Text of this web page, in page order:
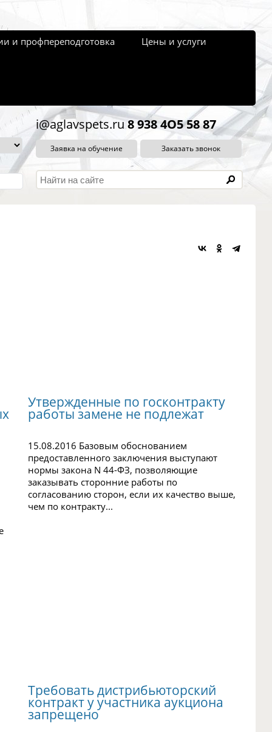
и профпереподготовка Цены и услуги
i@aglavspets.ru 8 938 4O5 58 87
Заявка на обучение Заказать звонок
Утвержденные по госконтракту
работы замене не подлежат
15.08.2016 Базовым обоснованием
предоставленного заключения выступают
нормы закона N 44-ФЗ, позволяющие
заказывать сторонние работы по
согласованию сторон, если их качество выше,
чем по контракту...
Требовать дистрибьюторский
контракт у участника аукциона
запрещено